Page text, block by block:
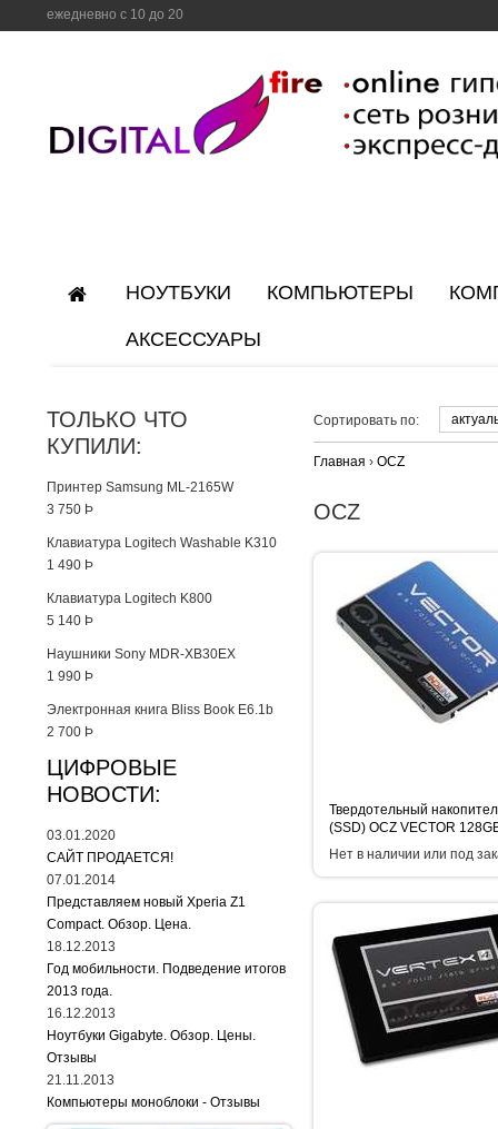
ежедневно с 10 до 20
НОУТБУКИ КОМПЬЮТЕРЫ
АКСЕССУАРЫ
Сортировать по:
Главная › OCZ
OCZ
Твердотельный
(SSD) OCZ VECTOR
Нет в наличии или под
ТОЛЬКО ЧТО
КУПИЛИ:
Принтер Samsung ML-2165W
3 750 Þ
Клавиатура Logitech Washable K310
1 490 Þ
Клавиатура Logitech K800
5 140 Þ
Наушники Sony MDR-XB30EX
1 990 Þ
Электронная книга Bliss Book E6.1b
2 700 Þ
ЦИФРОВЫЕ
НОВОСТИ:
03.01.2020
САЙТ ПРОДАЕТСЯ!
07.01.2014
Представляем новый Xperia Z1
Compact. Обзор. Цена.
18.12.2013
Год мобильности. Подведение итогов
2013 года.
16.12.2013
Ноутбуки Gigabyte. Обзор. Цены.
Отзывы
21.11.2013
Компьютеры моноблоки - Отзывы